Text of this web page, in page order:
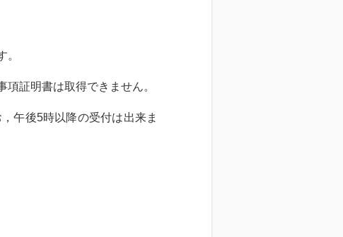
。
証明書は取得できません。
午後5時以降の受付は出来ま